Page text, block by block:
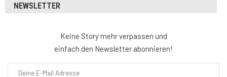
NEWSLETTER
Keine Story mehr verpassen und
einfach den Newsletter abonnieren!